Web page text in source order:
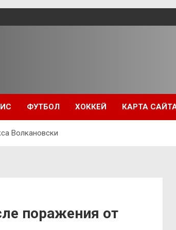
ФУТБОЛ ХОККЕЙ КАРТА
Волкановски
поражения от